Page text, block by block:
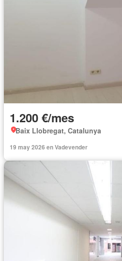
1.200 €/mes
Baix Llobregat, Catalunya
19 may 2026 en Vadevender